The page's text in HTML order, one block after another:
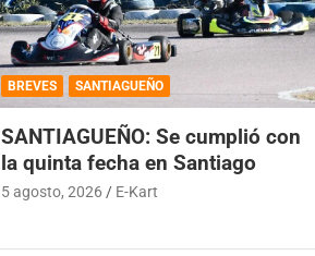
BREVES SANTIAGUEÑO
SANTIAGUEÑO: Se cumplió con
la quinta fecha en Santiago
5 agosto, 2026 E-Kart